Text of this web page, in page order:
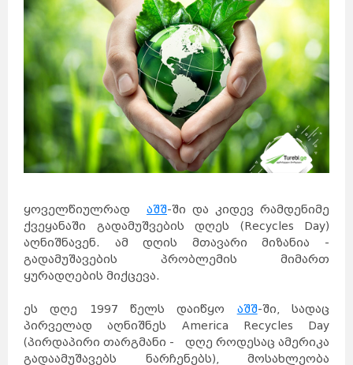
ყოველწიულრად აშშ-ში და კიდევ რამდენიმე
ქვეყანაში გადამუშვების დღეს (Recycles Day)
აღნიშნავენ. ამ დღის მთავარი მიზანია -
გადამუშავების პრობლემის მიმართ
ყურადღების მიქცევა.
ეს დღე 1997 წელს დაიწყო აშშ-ში, სადაც
პირველად აღნიშნეს America Recycles Day
(პირდაპირი თარგმანი - დღე როდესაც ამერიკა
გადაამუშავებს ნარჩენებს), მოსახლეობა